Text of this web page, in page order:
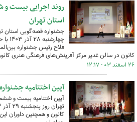
روند اجرایی بیست
استان تهران
فلاح رئیس جشنواره
کانون در سالن غدیر مرکز آفرینش‌های فرهنگی هنری
۲۶ اسفند ۰۳ - ۱۲:۱۷
آیین اختتامیه
آیین اختتامیه بیست و
کانون و همچنین داوران